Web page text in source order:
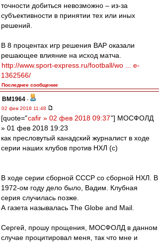
точности добиться невозможно – из-за
субъективности в принятии тех или иных
решений.
В 8 процентах игр решения ВАР оказали
решающее влияние на исход матча.
http://www.sport-express.ru/football/wo ... e-
1362566/
Последнее сообщение
BM1964 -
02 фев 2018 11:48
[quote="cafir » 02 фев 2018 09:37"] МОСФОЛД
» 01 фев 2018 19:23
как пресловутый канадский журналист в ходе
серии наших клубов против НХЛ (с)
В ходе серии сборной СССР со сборной НХЛ. В
1972-ом году дело было, Вадим. Клубная
серия случилась позже.
А газета называлась The Globe and Mail.
Сергей, прошу прощения, МОСФОЛД в данном
случае процитировал меня, так что мне и